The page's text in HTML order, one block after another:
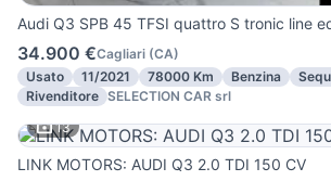
Audi Q3 SPB 45 TFSI quattro S tronic line
34.900 €Cagliari (CA)
Usato
11/2021 78000 Km Benzina
Rivenditore SELECTION CAR srl
13
LINK MOTORS: AUDI Q3 2.0 TDI 150 CV